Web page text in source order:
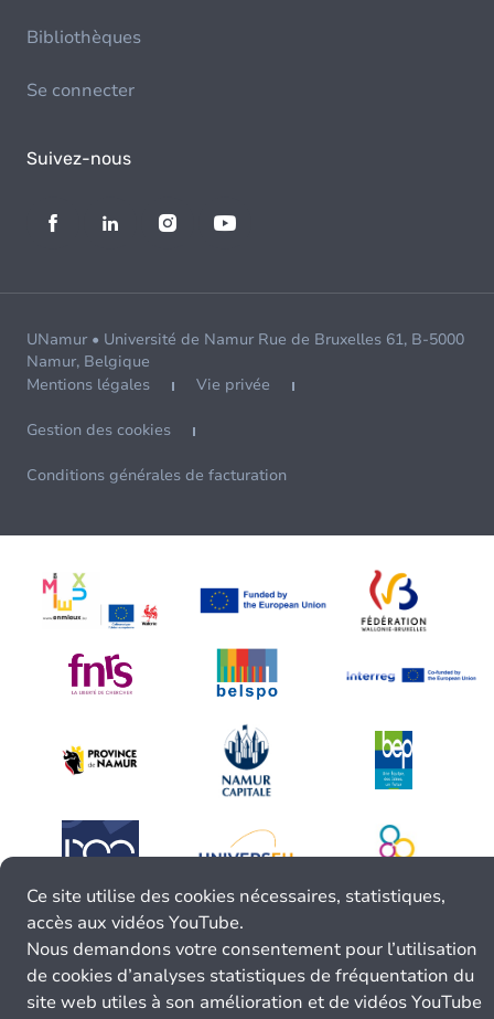
Bibliothèques
Se connecter
Suivez-nous
UNamur • Université de Namur Rue de Bruxelles 61, B-5000
Namur, Belgique
Mentions légales
Vie privée
Gestion des cookies
Conditions générales de facturation
Ce site utilise des cookies nécessaires, statistiques,
accès aux vidéos YouTube.
Nous demandons votre consentement pour l’utilisation
de cookies d’analyses statistiques de fréquentation du
site web utiles à son amélioration et de vidéos YouTube